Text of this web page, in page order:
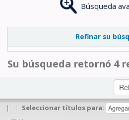
Búsqueda
Refinar su
Su búsqueda retornó 4
| | Seleccionar títulos para: